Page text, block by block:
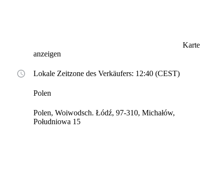
Karte
anzeigen
Lokale Zeitzone des Verkäufers: 12:40 (CEST)
Polen
Polen, Woiwodsch. Łódź, 97-310, Michałów,
Południowa 15